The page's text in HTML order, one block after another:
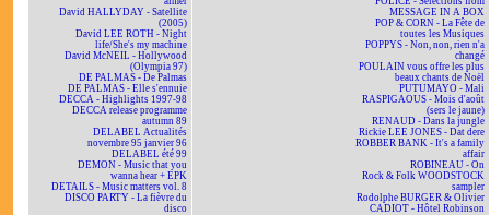
David HALLYDAY - Satellite
(2005)
David LEE ROTH - Night
life/She's my machine
David McNEIL - Hollywood
(Olympia 97)
DE PALMAS - De Palmas
DE PALMAS - Elle s'ennuie
DECCA - Highlights 1997-98
DECCA release programme
autumn 89
DELABEL Actualités
novembre 95 janvier 96
DELABEL été 99
DEMON - Music that you
wanna hear + EPK
DETAILS - Music matters vol. 8
DISCO PARTY - La fièvre du
disco
MESSAGE IN A BOX
POP & CORN - La Fête de
toutes les Musiques
POPPYS - Non, non, rien n'a
changé
POULAIN vous offre les plus
beaux chants de Noël
PUTUMAYO - Mali
RASPIGAOUS - Mois d'août
(sers le jaune)
RENAUD - Dans la jungle
Rickie LEE JONES - Dat dere
ROBBER BANK - It's a family
affair
ROBINEAU - On
Rock & Folk WOODSTOCK
sampler
Rodolphe BURGER & Olivier
CADIOT - Hôtel Robinson